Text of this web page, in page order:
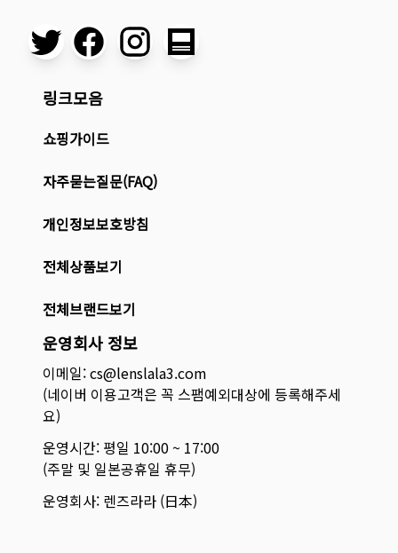
링크모음
쇼핑가이드
자주묻는질문(FAQ)
개인정보보호방침
전체상품보기
전체브랜드보기
운영회사 정보
이메일: cs@lenslala3.com
(네이버 이용고객은 꼭 스팸예외대상에 등록해주세
요)
운영시간: 평일 10:00 ~ 17:00
(주말 및 일본공휴일 휴무)
운영회사: 렌즈라라 (日本)